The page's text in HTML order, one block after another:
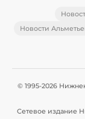
Новости
© 1995-2026
Сетевое издание